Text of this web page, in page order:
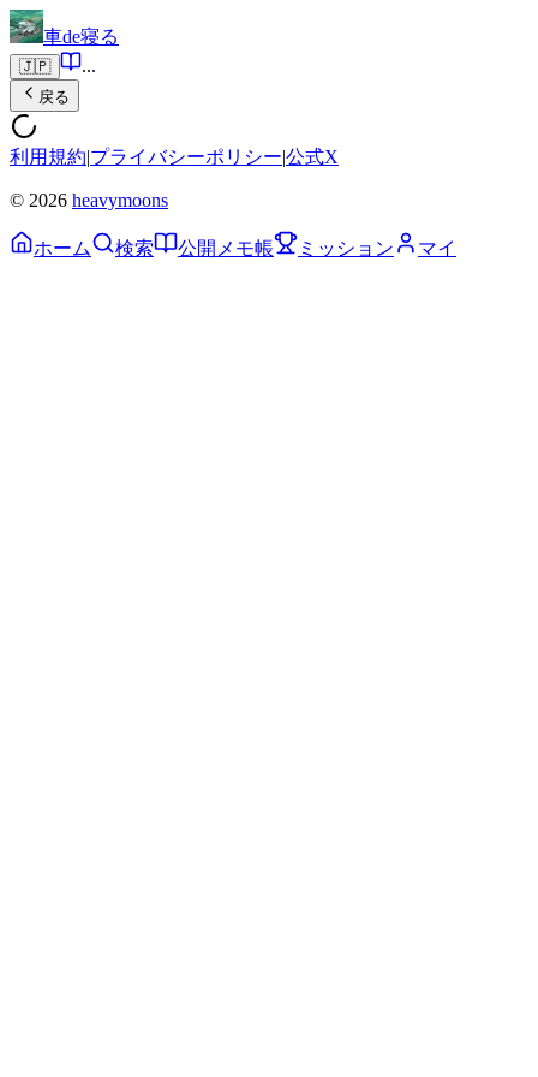
車de寝る
🇯🇵 ...
戻る
利用規約|プライバシーポリシー|公式X
© 2026 heavymoons
ホーム 検索 公開メモ帳 ミッション マイ